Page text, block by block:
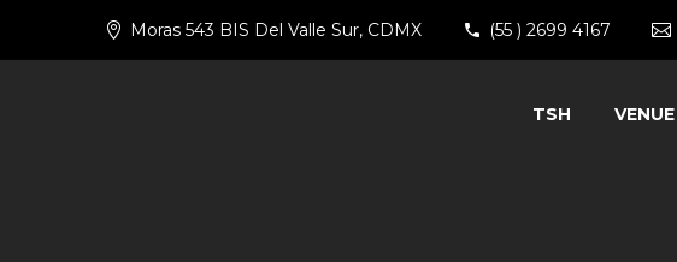
Moras 543 BIS Del Valle Sur, CDMX (55 ) 2699 4167
TSH VENUE